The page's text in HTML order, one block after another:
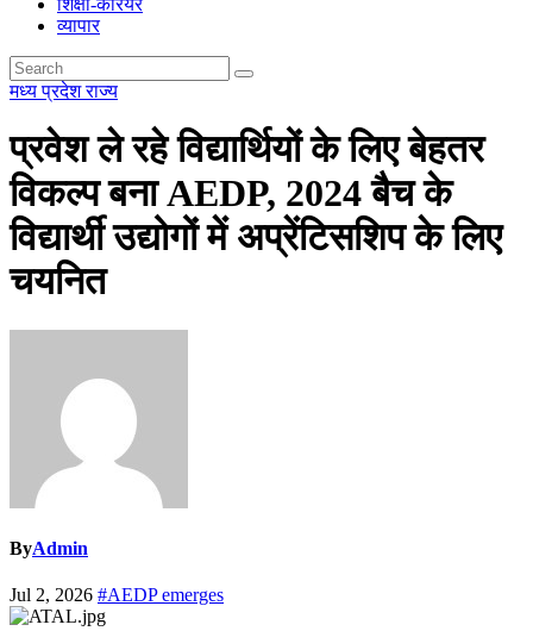
शिक्षा-करियर
व्यापार
मध्य प्रदेशराज्य
प्रवेश ले रहे विद्यार्थियों के लिए बेहतर
विकल्प बना AEDP, 2024 बैच के
विद्यार्थी उद्योगों में अप्रेंटिसशिप के लिए
चयनित
ByAdmin
Jul 2, 2026 #AEDP emerges